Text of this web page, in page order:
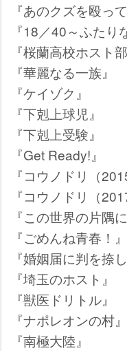
『あのクズを殴っ
『18／40～ふたり
『桜蘭高校ホスト部
『華麗なる一族』
『ケイゾク』
『下剋上球児』
『下剋上受験』
『Get Ready!』
『コウノドリ（
『コウノドリ（
『この世界の片隅に
『ごめんね青春！』
『婚姻届に判を捺
『埼玉のホスト』
『獣医ドリトル』
『ナポレオンの村』
『南極大陸』